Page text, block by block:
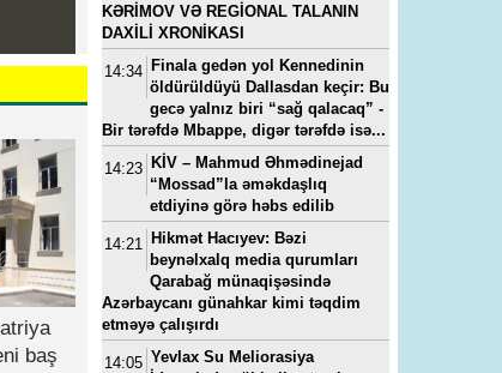
--- 15-07-2022, 11:49
“Yeni klinika”ya baş həkim
təyin edilib - FOTO
---
Vüqar Əhmədovun
kadrı Elmar Mahmudov
oğluna ən son model
Rover”i hansı pullarla
baş
KƏRİMOV VƏ REGİONAL TALANIN
DAXİLİ XRONİKASI
14:34 Finala gedən yol Kennedinin
öldürüldüyü Dallasdan keçir: Bu
gecə yalnız biri “sağ qalacaq” -
Bir tərəfdə Mbappe, digər tərəfdə isə...
14:23 KİV – Mahmud Əhmədinejad
“Mossad”la əməkdaşlıq
etdiyinə görə həbs edilib
14:21 Hikmət Hacıyev: Bəzi
beynəlxalq media qurumları
Qarabağ münaqişəsində
Azərbaycanı günahkar kimi təqdim
etməyə çalışırdı
14:05 Yevlax Su Meliorasiya